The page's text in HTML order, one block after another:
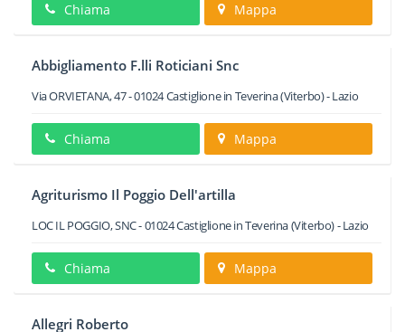
Chiama Mappa
Abbigliamento F.lli Roticiani Snc
Via ORVIETANA, 47-01024Castiglione in Teverina(Viterbo) -Lazio
Chiama Mappa
Agriturismo Il Poggio Dell'artilla
LOC IL POGGIO, SNC-01024Castiglione in Teverina(Viterbo) -Lazio
Chiama Mappa
Allegri Roberto